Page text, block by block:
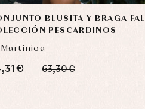
BLUSITA Y BRAGA
PESCARDINOS
Martinica
€ 63,30 €